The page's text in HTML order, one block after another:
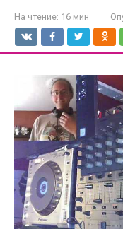
На чтение: 16 мин